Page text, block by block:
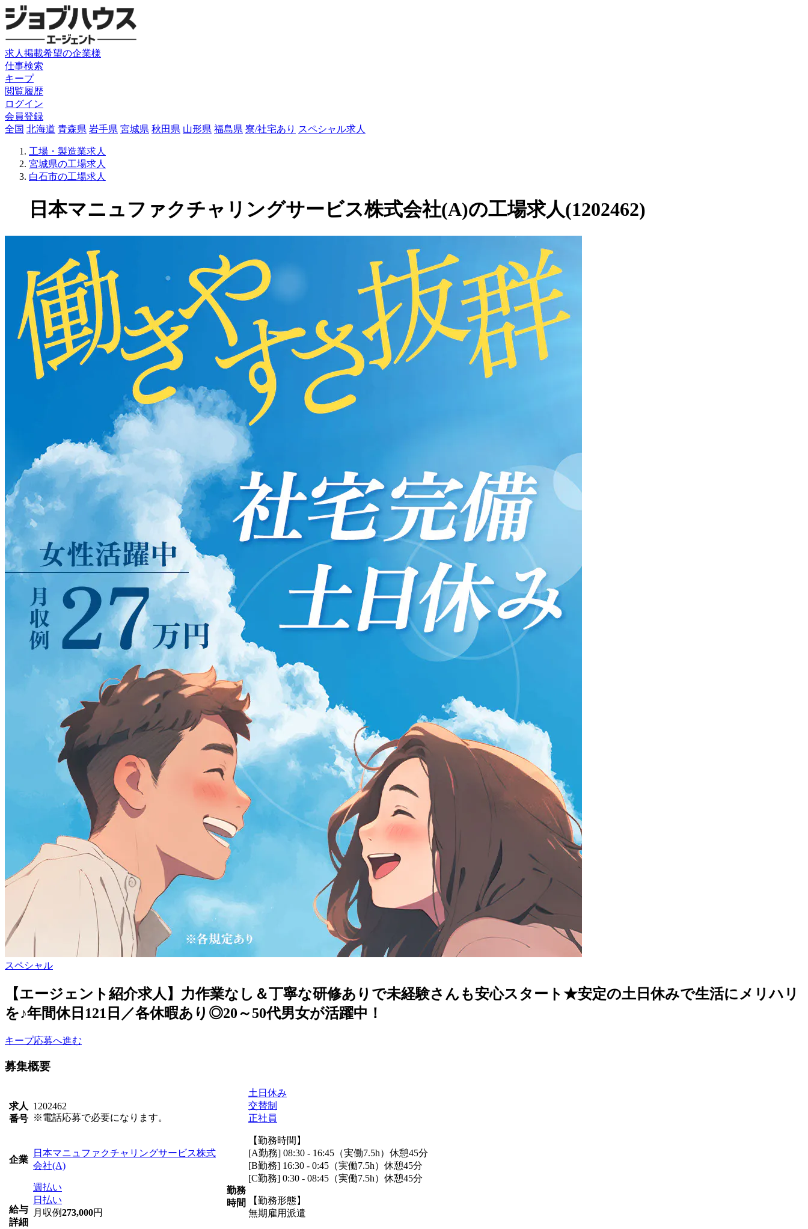
求人掲載希望の企業様
仕事検索
キープ
閲覧履歴
ログイン
会員登録
全国 北海道 青森県 岩手県 宮城県 秋田県 山形県 福島県 寮/社宅あり スペシャル求人
工場・製造業求人
宮城県の工場求人
白石市の工場求人
日本マニュファクチャリングサービス株式会社(A)の工場求人(1202462)
スペシャル
【エージェント紹介求人】力作業なし＆丁寧な研修ありで未経験さんも安心スタート★安定の土日休みで生活にメリハリ
を♪年間休日121日／各休暇あり◎20～50代男女が活躍中！
キープ応募へ進む
募集概要
求人
番号
1202462
※電話応募で必要になります。
企業
日本マニュファクチャリングサービス株式
会社(A)
給与
詳細
週払い
日払い
月収例273,000円
勤務
時間
土日休み
交替制
正社員
【勤務時間】
[A勤務] 08:30 - 16:45（実働7.5h）休憩45分
[B勤務] 16:30 - 0:45（実働7.5h）休憩45分
[C勤務] 0:30 - 08:45（実働7.5h）休憩45分
【勤務形態】
無期雇用派遣